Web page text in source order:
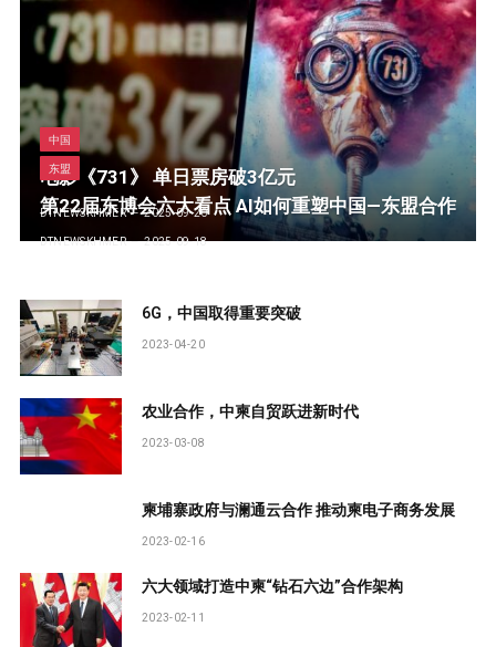
中国
电影《731》 单日票房破3亿元
DTNEWSKHMER 2025-09-20
东盟
第22届东博会六大看点 AI如何重塑中国—东盟合作
DTNEWSKHMER 2025-09-18
6G，中国取得重要突破
2023-04-20
农业合作，中柬自贸跃进新时代
2023-03-08
柬埔寨政府与澜通云合作 推动柬电子商务发展
2023-02-16
六大领域打造中柬“钻石六边”合作架构
2023-02-11